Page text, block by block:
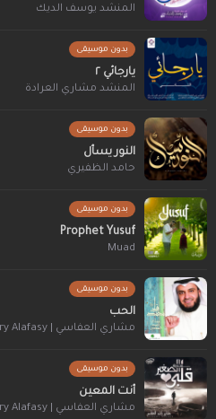
المنشد يوسف الديك
بدون موسيقى
يارجائي ٢
المنشد مشاري العرادة
بدون موسيقى
النور يسأل
حامد الظفيري
بدون موسيقى
Prophet Yusuf
Muad
بدون موسيقى
الحب
مشاري العفاسي | Mishary Alafasy
بدون موسيقى
أنت المعين
مشاري العفاسي | Mishary Alafasy